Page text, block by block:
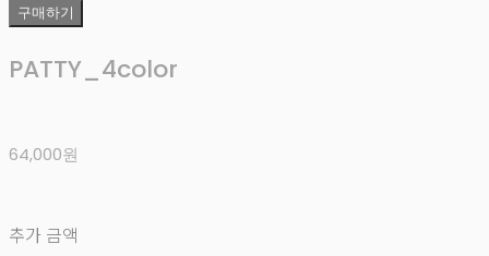
구매하기
PATTY_4color
64,000원
추가 금액